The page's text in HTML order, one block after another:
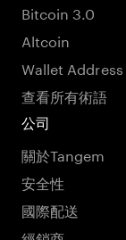
Bitcoin 3.0
Altcoin
Wallet Address
查看所有術語
公司
關於Tangem
安全性
國際配送